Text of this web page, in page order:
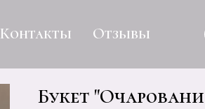
Контакты Отзывы
Букет